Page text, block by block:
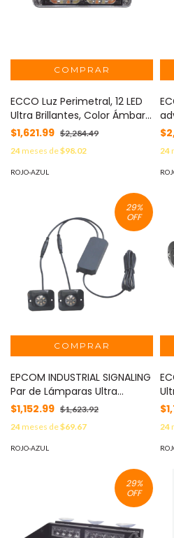
ECCO Luz Perimetral, 12 LED
Ultra Brillantes, Color Ámbar /
Claro MOD: ED3511AW
$1,621.99 $2,284.49
24meses de$98.02
ROJO-AZUL
24
29%
OFF
EPCOM INDUSTRIAL SIGNALING
Par de Lámparas Ultra
Brillantes con 6 LEDs cada
una, Color Azul/Claro, Ideales
para Vehículos Encubierto
MOD: X12BW
$1,152.99 $1,623.92
24meses de$69.67
ROJO-AZUL
24
29%
OFF